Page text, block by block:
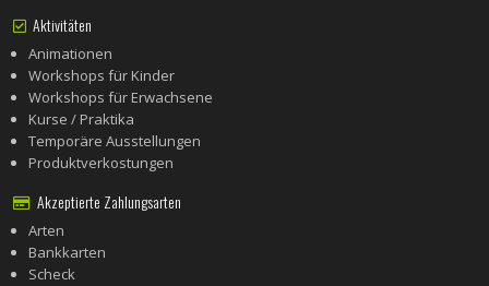
Aktivitäten
Animationen
Workshops für Kinder
Workshops für Erwachsene
Kurse / Praktika
Temporäre Ausstellungen
Produktverkostungen
Akzeptierte Zahlungsarten
Arten
Bankkarten
Scheck